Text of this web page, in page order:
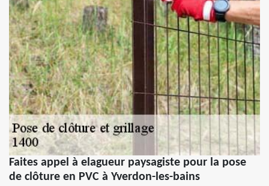
Faites appel à elagueur paysagiste pour la pose
de clôture en PVC à Yverdon-les-bains